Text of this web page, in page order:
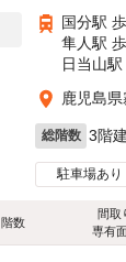
国分駅 歩
隼人駅 歩
日当山
鹿児島
総階数 3階建
駐車場あり
階数
間取
専有